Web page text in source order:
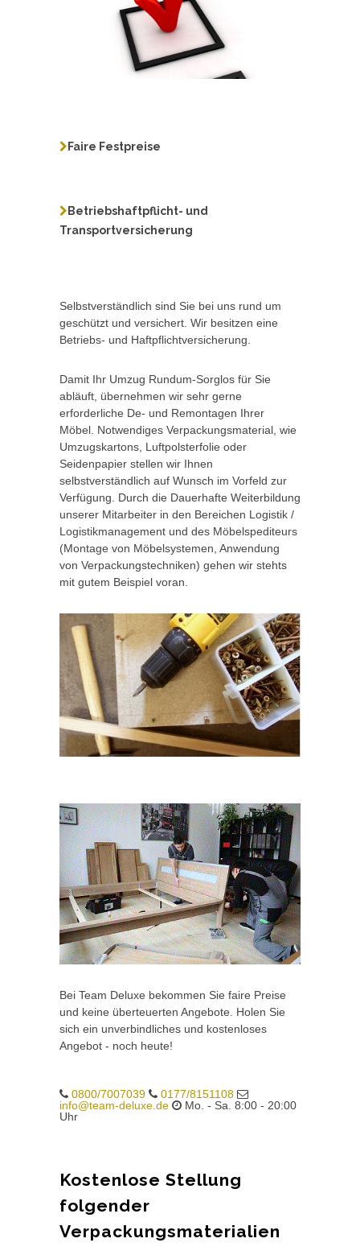
Faire Festpreise
Betriebshaftpflicht- und
Transportversicherung
Selbstverständlich sind Sie bei uns rund um
geschützt und versichert. Wir besitzen eine
Betriebs- und Haftpflichtversicherung.
Damit Ihr Umzug Rundum-Sorglos für Sie
abläuft, übernehmen wir sehr gerne
erforderliche De- und Remontagen Ihrer
Möbel. Notwendiges Verpackungsmaterial, wie
Umzugskartons, Luftpolsterfolie oder
Seidenpapier stellen wir Ihnen
selbstverständlich auf Wunsch im Vorfeld zur
Verfügung. Durch die Dauerhafte Weiterbildung
unserer Mitarbeiter in den Bereichen Logistik /
Logistikmanagement und des Möbelspediteurs
(Montage von Möbelsystemen, Anwendung
von Verpackungstechniken) gehen wir stehts
mit gutem Beispiel voran.
Bei Team Deluxe bekommen Sie faire Preise
und keine überteuerten Angebote. Holen Sie
sich ein unverbindliches und kostenloses
Angebot - noch heute!
0800/7007039
0177/8151108
info@team-deluxe.de
Mo. - Sa. 8:00 - 20:00
Uhr
Kostenlose Stellung
folgender
Verpackungsmaterialien